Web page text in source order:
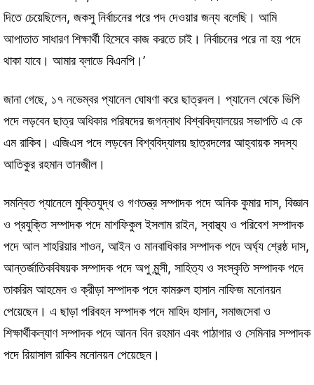
দিতে চেয়েছিলেন, জকসু নির্বাচনের পরে পদ দেওয়ার জন্য বলেছি। আমি
আপাতাত সাধারণ শিক্ষার্থী হিসেবে কাজ করতে চাই। নির্বাচনের পরে না হয় পদে
থাকা যাবে। আমার ব্লাডে বিএনপি।’
জানা গেছে, ১৭ নভেম্বর প্যানেল ঘোষণা করে ছাত্রদল। প্যানেল থেকে ভিপি
পদে লড়বেন ছাত্র অধিকার পরিষদের জগন্নাথ বিশ্ববিদ্যালয়ের সভাপতি এ কে
এম রাকিব। এজিএস পদে লড়বেন বিশ্ববিদ্যালয় ছাত্রদলের আহ্বায়ক সদস্য
আতিকুর রহমান তানজীল।
সমন্বিত প্যানেলে মুক্তিযুদ্ধ ও গণতন্ত্র সম্পাদক পদে অনিক কুমার দাস, বিজ্ঞান
ও প্রযুক্তি সম্পাদক পদে মাশফিকুল ইসলাম রাইন, স্বাস্থ্য ও পরিবেশ সম্পাদক
পদে আল শাহরিয়ার শাওন, আইন ও মানবাধিকার সম্পাদক পদে অর্ঘ্য শ্রেষ্ঠ দাস,
আন্তর্জাতিকবিষয়ক সম্পাদক পদে অপু মুন্সী, সাহিত্য ও সংস্কৃতি সম্পাদক পদে
তাকরিম আহমেদ ও ক্রীড়া সম্পাদক পদে কামরুল হাসান নাফিজ মনোনয়ন
পেয়েছেন। এ ছাড়া পরিবহন সম্পাদক পদে মাহিদ হাসান, সমাজসেবা ও
শিক্ষার্থীকল্যাণ সম্পাদক পদে আনন বিন রহমান এবং পাঠাগার ও সেমিনার সম্পাদক
পদে রিয়াসাল রাকিব মনোনয়ন পেয়েছেন।